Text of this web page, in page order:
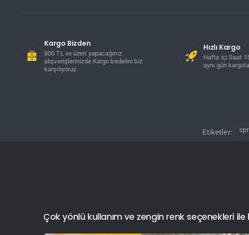
Kargo Bizden
800 TL ve üzeri yapacağınız
alışverişlerinizde Kargo bedelini biz
karşılıyoruz.
Hızlı Kargo
Hafta içi Saat
aynı gün
Etiketler:
Çok yönlü kullanım ve zengin renk seçenekleri ile